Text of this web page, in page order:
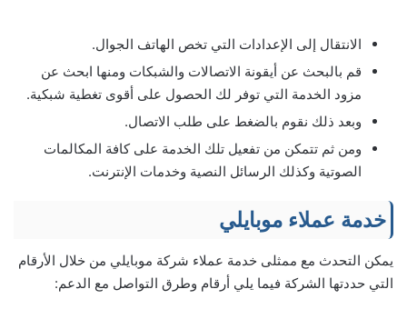
الانتقال إلى الإعدادات التي تخص الهاتف الجوال.
قم بالبحث عن أيقونة الاتصالات والشبكات ومنها ابحث عن
مزود الخدمة التي توفر لك الحصول على أقوى تغطية شبكية.
وبعد ذلك نقوم بالضغط على طلب الاتصال.
ومن ثم تتمكن من تفعيل تلك الخدمة على كافة المكالمات
الصوتية وكذلك الرسائل النصية وخدمات الإنترنت.
خدمة عملاء موبايلي
يمكن التحدث مع ممثلى خدمة عملاء شركة موبايلي من خلال الأرقام
التي حددتها الشركة فيما يلي أرقام وطرق التواصل مع الدعم: